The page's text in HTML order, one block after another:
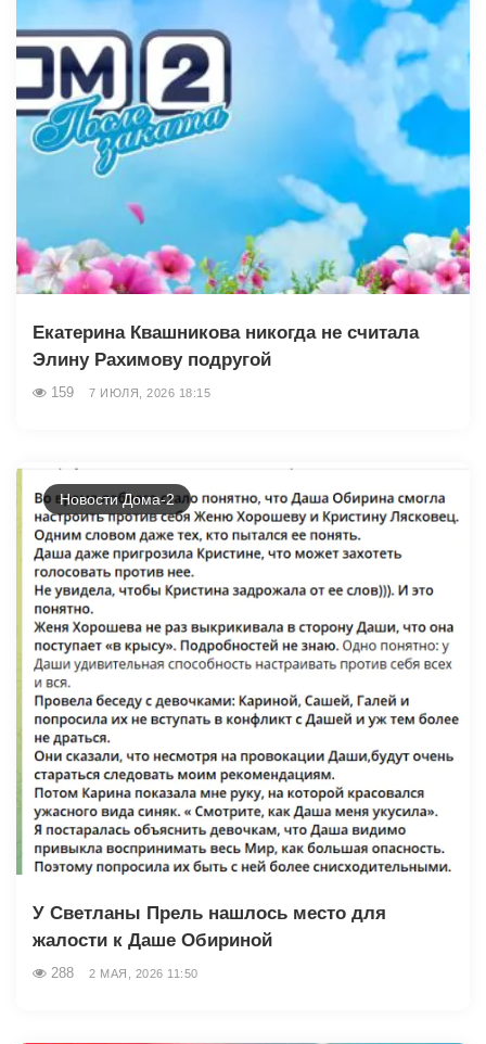
Екатерина Квашникова никогда не считала
Элину Рахимову подругой
159 7 ИЮЛЯ, 2026 18:15
Новости Дома-2
У Светланы Прель нашлось место для
жалости к Даше Обириной
288 2 МАЯ, 2026 11:50